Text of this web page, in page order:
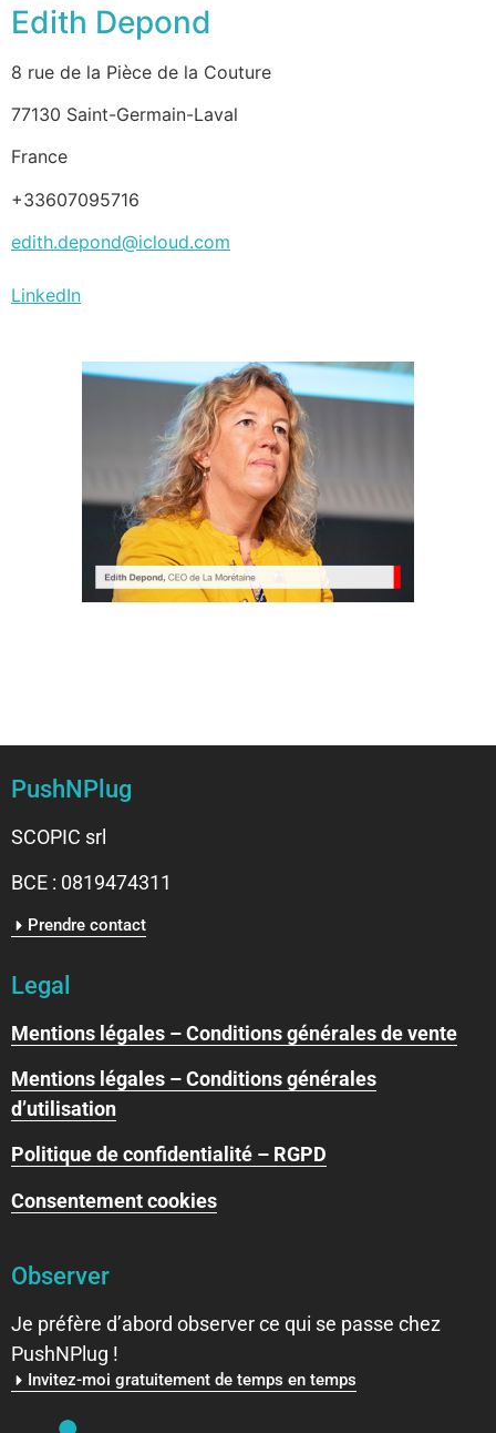
Edith Depond
8 rue de la Pièce de la Couture
77130 Saint-Germain-Laval
France
+33607095716
edith.depond@icloud.com
LinkedIn
PushNPlug
SCOPIC srl
BCE : 0819474311
Prendre contact
Legal
Mentions légales – Conditions générales de vente
Mentions légales – Conditions générales
d’utilisation
Politique de confidentialité – RGPD
Consentement cookies
Observer
Je préfère d’abord observer ce qui se passe chez
PushNPlug !
Invitez-moi gratuitement de temps en temps